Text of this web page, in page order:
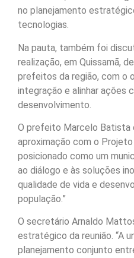
no planejamento
tecnologias.
Na pauta, também foi
realização, em Quissamã,
prefeitos da região, com o
integração e alinhar ações
desenvolvimento.
O prefeito Marcelo Batista
aproximação com o Projeto
posicionado como um
ao diálogo e às soluções
qualidade de vida e
população.”
O secretário Arnaldo
estratégico da reunião. “A
planejamento conjunto